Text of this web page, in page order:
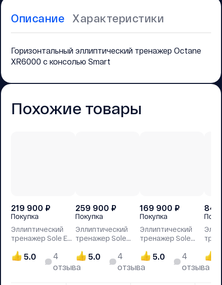
Описание Характеристики
Горизонтальный эллиптический тренажер Octane
XR6000 с консолью Smart
Похожие товары
219 900 ₽
Покупка
Эллиптический
тренажер Sole Е35
5.0
4
отзыва
259 900 ₽
Покупка
Эллиптический
тренажер Sole
5.0
4
отзыва
169 900 ₽
Покупка
Эллиптический
тренажер Sole
5.0
4
отзыва
84